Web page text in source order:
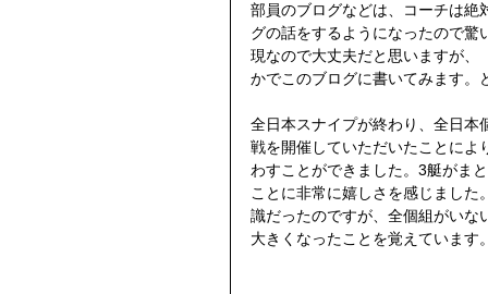
部員のブログなどは、コーチは絶
グの話をするようになったので
現なので大丈夫だと思いますが、
かでこのブログに書いてみます。
全日本スナイプが終わり、全日本
戦を開催していただいたことによ
わすことができました。3艇がま
ことに非常に嬉しさを感じまし
識だったのですが、全個組がいな
大きくなったことを覚えています